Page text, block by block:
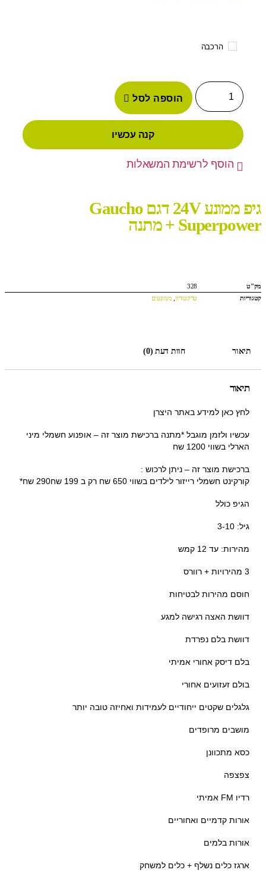
הרכבה
הוספה לסל
קנה עכשיו
הוסף לרשימת המשאלות
גיפ ממונע 24V דגם Gaucho
Superpower + מתנה
מק"ט
328
קטגוריות
טרקטורון, ממונעים
תיאור חוות דעת (0)
תיאור
לחץ כאן למידע באתר היצרן
עכשיו ולזמן מוגבל *מתנה ברכישת מוצר זה – אופנוע חשמלי מיני
הארלי בשווי 1200 שח
ברכישת מוצר זה – ניתן לרכוש :
קורקינט חשמלי רייזור לילדים בשווי 650 שח רק ב 199 שח290 שח*
הגיפ כולל
גיל: 3-10
מהירות: עד 12 קמש
3 מהירויות + רוורס
חוסם מהירות לבטיחות
דוושת האצה רגישה למגע
דוושת בלם נפרדת
בלם דיסק אחורי אמיתי
בולם זעזועים אחורי
גלגלים שקטים ייחודיים לעמידות ואחיזה טובה יותר
מושבים מרופדים
כסא מתכוונן
צפצפה
רדיו FM אמיתי
אורות קדמיים ואחוריים
אורות בלמים
ארגז כלים נשלף + כלים למשחק